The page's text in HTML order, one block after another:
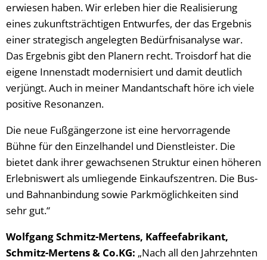
erwiesen haben. Wir erleben hier die Realisierung
eines zukunftsträchtigen Entwurfes, der das Ergebnis
einer strategisch angelegten Bedürfnisanalyse war.
Das Ergebnis gibt den Planern recht. Troisdorf hat die
eigene Innenstadt modernisiert und damit deutlich
verjüngt. Auch in meiner Mandantschaft höre ich viele
positive Resonanzen.
Die neue Fußgängerzone ist eine hervorragende
Bühne für den Einzelhandel und Dienstleister. Die
bietet dank ihrer gewachsenen Struktur einen höheren
Erlebniswert als umliegende Einkaufszentren. Die Bus-
und Bahnanbindung sowie Parkmöglichkeiten sind
sehr gut.“
Wolfgang Schmitz-Mertens, Kaffeefabrikant,
Schmitz-Mertens & Co.KG: „Nach all den Jahrzehnten